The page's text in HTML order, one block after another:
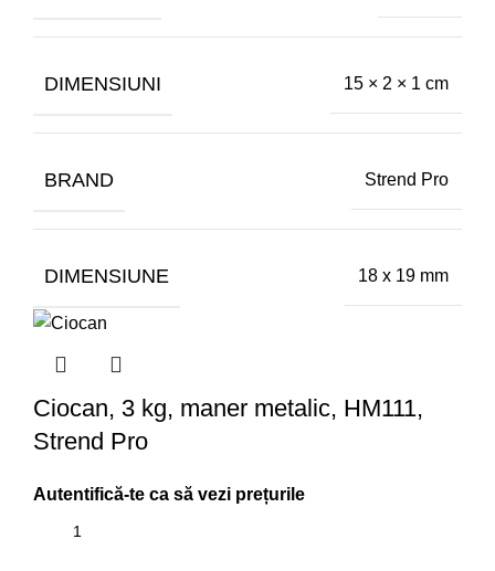
DIMENSIUNI 15 × 2 × 1 cm
BRAND Strend Pro
DIMENSIUNE 18 x 19 mm
Ciocan, 3 kg, maner metalic, HM111,
Strend Pro